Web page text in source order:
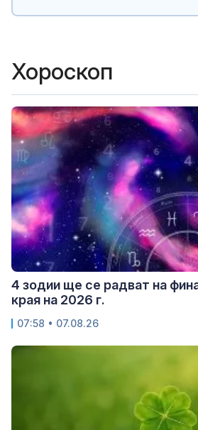
Хороскоп
4 зодии ще се радват на
края на 2026 г.
07:58 • 07.08.26